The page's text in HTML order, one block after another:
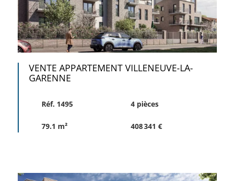
VENTE APPARTEMENT VILLENEUVE-LA-
GARENNE
Réf. 1495 4 pièces
79.1 m² 408 341 €